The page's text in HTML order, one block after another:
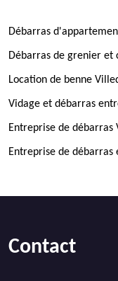
Débarras
Débarras de grenier et
Location de benne
Vidage et débarras
Entreprise de débarras
Entreprise de débarras
Contact